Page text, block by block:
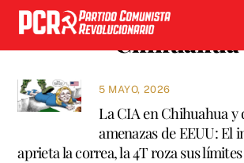
Skip
content
Chihuahua
5 MAYO, 2026
La CIA en Chihuahua y
amenazas de EEUU: El
aprieta la correa, la 4T roza sus límites